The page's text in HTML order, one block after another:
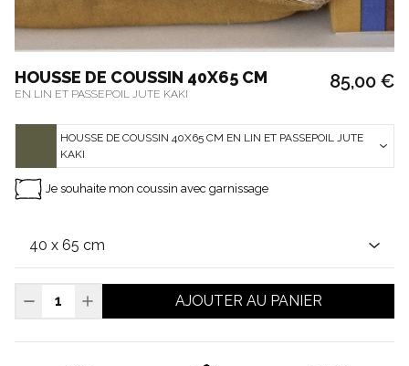
HOUSSE DE COUSSIN 40X65 CM
EN LIN ET PASSEPOIL JUTE KAKI
85,00 €
HOUSSE DE COUSSIN 40X65 CM EN LIN ET PASSEPOIL JUTE
KAKI
Je souhaite mon coussin avec garnissage
AJOUTER AU PANIER